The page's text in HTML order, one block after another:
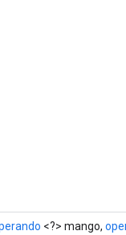
<?> mango,